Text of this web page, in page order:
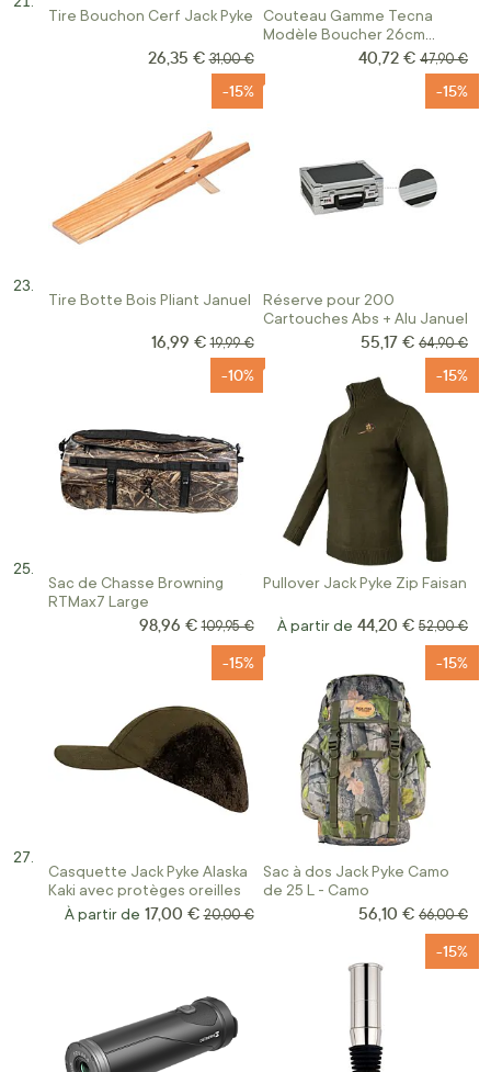
Tire Bouchon Cerf Jack Pyke
Prix Spécial
26,35 € Prix normal
31,00 €
Couteau Gamme Tecna
Modèle Boucher 26cm
Prix Spécial
40,72 € Prix
47,90 €
Tire Botte Bois Pliant Januel
-15%
Prix Spécial
16,99 € Prix normal
19,99 €
Réserve pour 200
Cartouches Abs + Alu Januel
-15%
Prix Spécial
55,17 € Prix
64,90 €
Sac de Chasse Browning
RTMax7 Large
-10%
Prix Spécial
98,96 € Prix normal
109,95 €
Pullover Jack Pyke Zip Faisan
-15%
À partir de 44,20 € Prix
52,00 €
Casquette Jack Pyke Alaska
Kaki avec protèges oreilles
-15%
À partir de 17,00 € Prix normal
20,00 €
Sac à dos Jack Pyke Camo
de 25 L - Camo
-15%
Prix Spécial
56,10 € Prix
66,00 €
-15%